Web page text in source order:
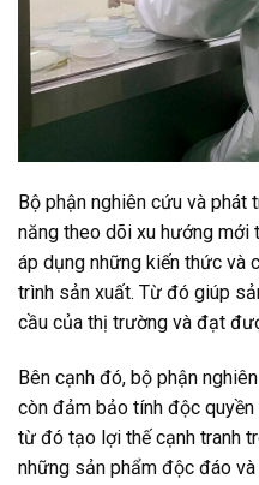
Bộ phận nghiên cứu và phát
năng theo dõi xu hướng mới
áp dụng những kiến thức và
trình sản xuất. Từ đó giúp
cầu của thị trường và đạt
Bên cạnh đó, bộ phận
còn đảm bảo tính độc
từ đó tạo lợi thế cạnh tranh
những sản phẩm độc đáo